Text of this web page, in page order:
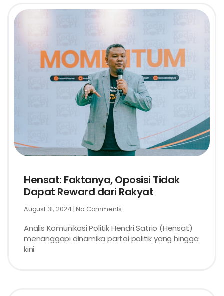
Hensat: Faktanya, Oposisi Tidak
Dapat Reward dari Rakyat
August 31, 2024 No Comments
Analis Komunikasi Politik Hendri Satrio (Hensat)
menanggapi dinamika partai politik yang hingga
kini